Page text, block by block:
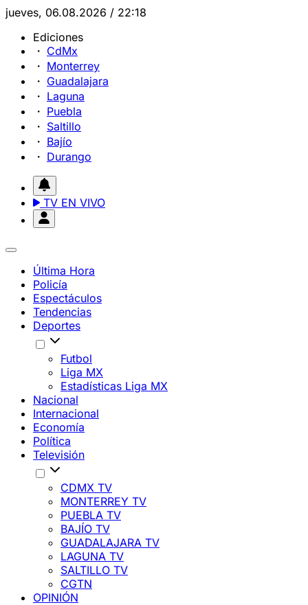
jueves, 06.08.2026 / 22:18
Ediciones
CdMx
Monterrey
Guadalajara
Laguna
Puebla
Saltillo
Bajío
Durango
TV EN VIVO
Última Hora
Policía
Espectáculos
Tendencias
Deportes
Futbol
Liga MX
Estadísticas Liga MX
Nacional
Internacional
Economía
Política
Televisión
CDMX TV
MONTERREY TV
PUEBLA TV
BAJÍO TV
GUADALAJARA TV
LAGUNA TV
SALTILLO TV
CGTN
OPINIÓN